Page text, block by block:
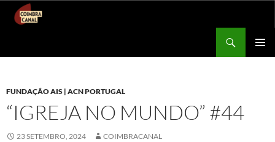
CONTEÚDO
FUNDAÇÃO AIS | ACN PORTUGAL
“IGREJA NO MUNDO” #44
23 SETEMBRO, 2024 COIMBRACANAL